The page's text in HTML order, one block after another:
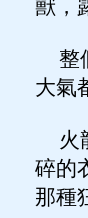
獸，
整
大氣
火
碎的
那種